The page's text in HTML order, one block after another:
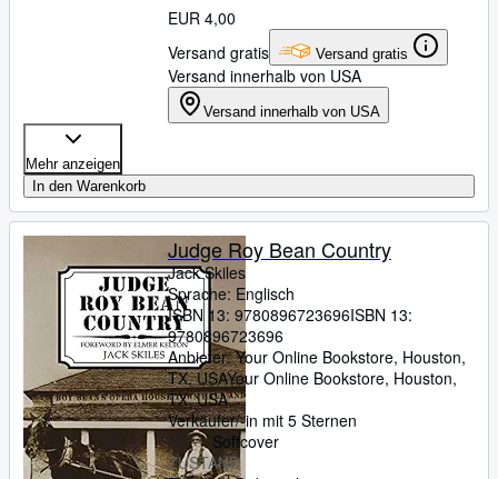
EUR 4,00
Versand gratis
Versand gratis
Versand innerhalb von USA
Versand innerhalb von USA
Mehr anzeigen
In den Warenkorb
Judge Roy Bean Country
Jack Skiles
Sprache: Englisch
ISBN 13: 9780896723696ISBN 13:
9780896723696
Anbieter:Your Online Bookstore, Houston,
TX, USAYour Online Bookstore, Houston,
TX, USA
Verkäufer/-in mit 5 Sternen
Softcover
ZUSTAND